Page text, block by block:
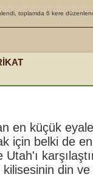
toplamda 6 kere
en küçük
için belki de
din